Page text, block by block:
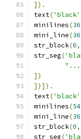
]).
text('black'
minilines(36
mini_line(36
str_block(0,
str_seg(
])
])]).
text('black'
minilines(54
mini_line(36
str_block(0,
str_seg(